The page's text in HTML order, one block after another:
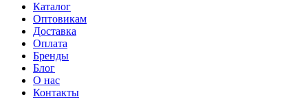
Каталог
Оптовикам
Доставка
Оплата
Бренды
Блог
О нас
Контакты